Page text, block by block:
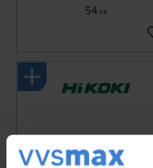
54KR